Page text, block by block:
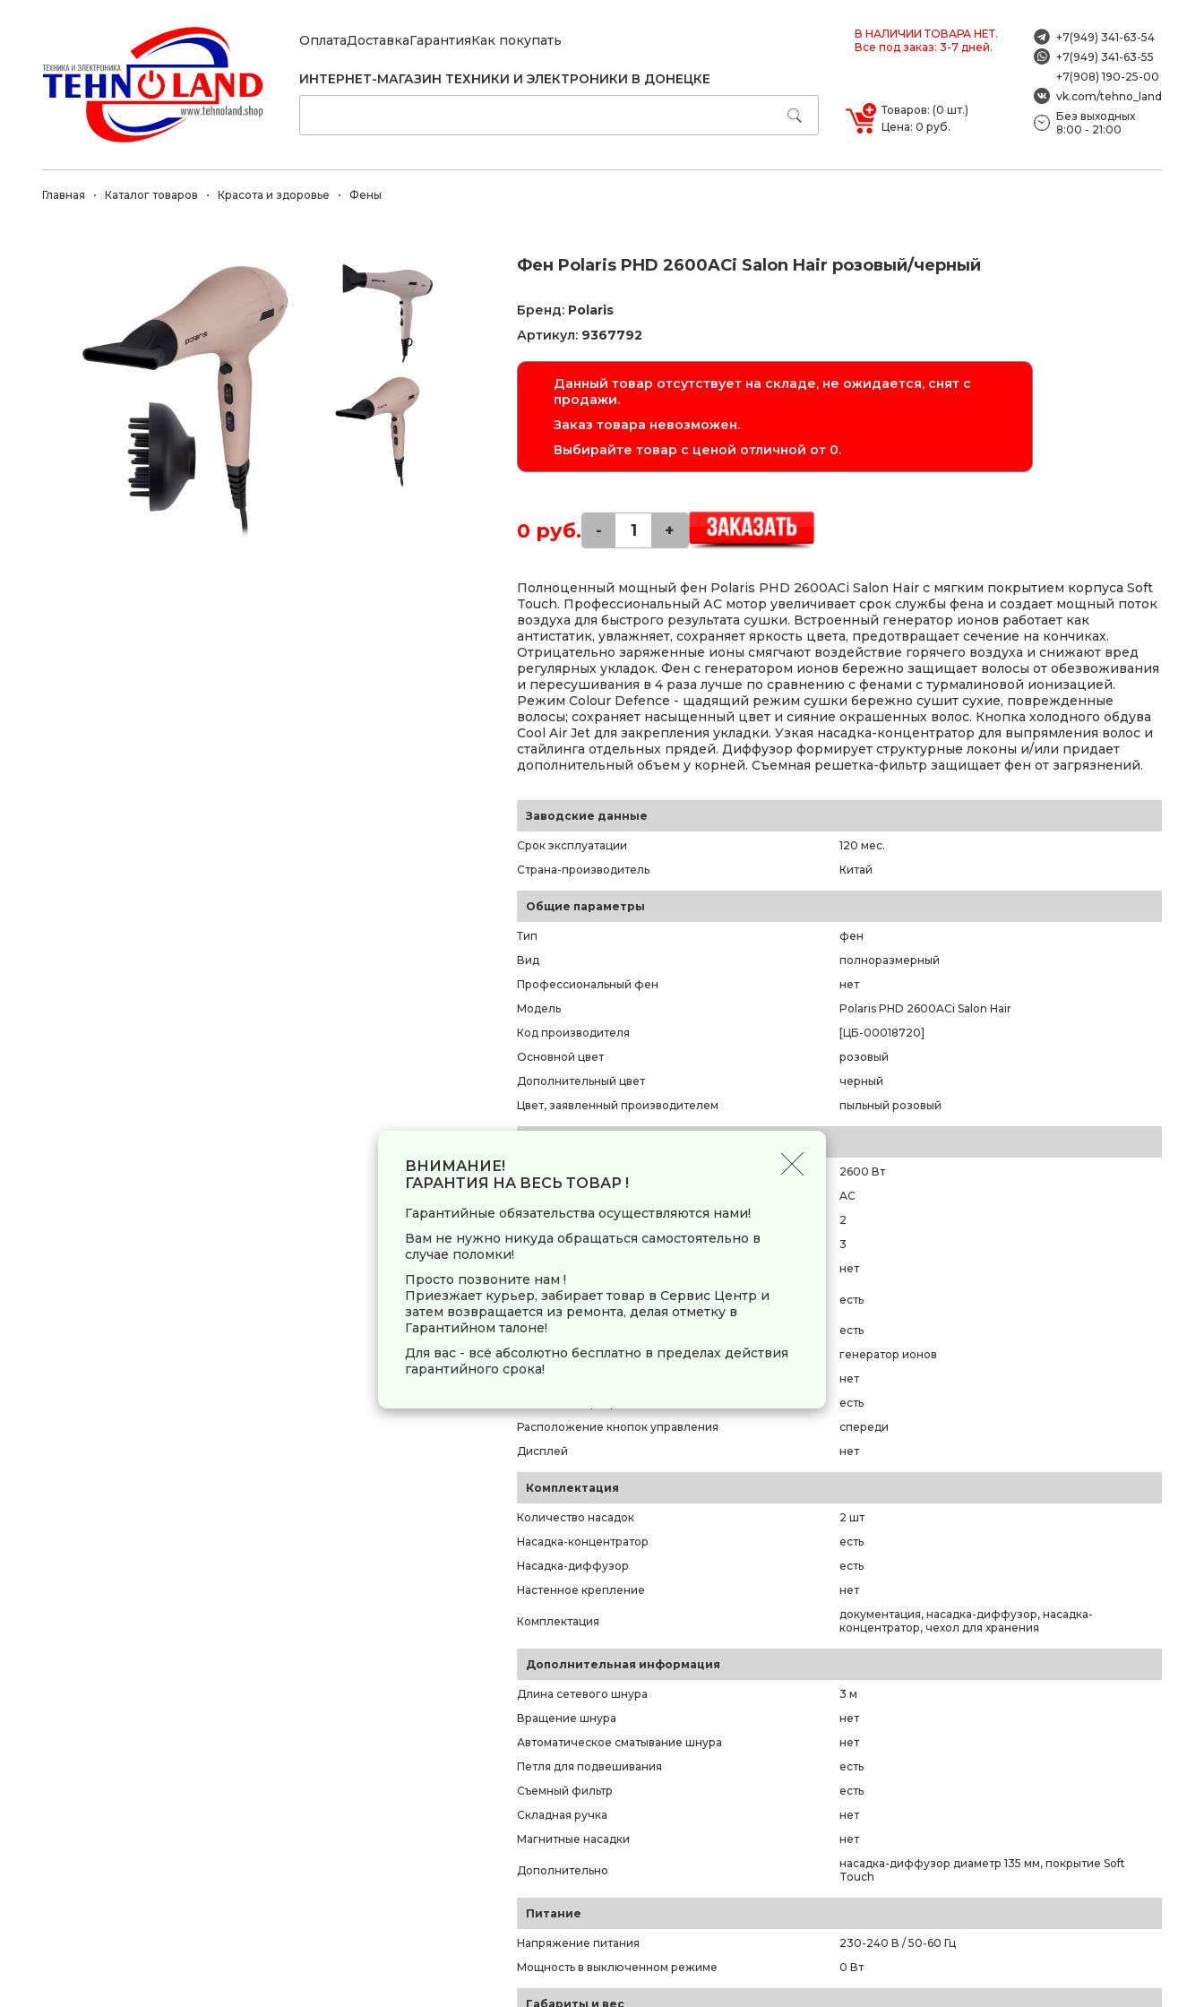
ОплатаДоставкаГарантияКак покупать
В НАЛИЧИИ ТОВАРА НЕТ.
Все под заказ: 3-7 дней.
ИНТЕРНЕТ-МАГАЗИН ТЕХНИКИ И ЭЛЕКТРОНИКИ В ДОНЕЦКЕ
Товаров: (0 шт.)
Цена: 0 руб.
+7(949) 341-63-54
+7(949) 341-63-55
+7(908) 190-25-00
vk.com/tehno_land
Без выходных
8:00 - 21:00
Главная Каталог товаров Красота и здоровье Фены
Фен Polaris PHD 2600AСi Salon Hair розовый/черный
Бренд: Polaris
Артикул: 9367792
Данный товар отсутствует на складе, не ожидается, снят с
продажи.
Заказ товара невозможен.
Выбирайте товар с ценой отличной от 0.
0 руб. - +
Полноценный мощный фен Polaris PHD 2600AСi Salon Hair с мягким покрытием корпуса Soft
Touch. Профессиональный АС мотор увеличивает срок службы фена и создает мощный поток
воздуха для быстрого результата сушки. Встроенный генератор ионов работает как
антистатик, увлажняет, сохраняет яркость цвета, предотвращает сечение на кончиках.
Отрицательно заряженные ионы смягчают воздействие горячего воздуха и снижают вред
регулярных укладок. Фен с генератором ионов бережно защищает волосы от обезвоживания
и пересушивания в 4 раза лучше по сравнению с фенами с турмалиновой ионизацией.
Режим Colour Defence - щадящий режим сушки бережно сушит сухие, поврежденные
волосы; сохраняет насыщенный цвет и сияние окрашенных волос. Кнопка холодного обдува
Cool Air Jet для закрепления укладки. Узкая насадка-концентратор для выпрямления волос и
стайлинга отдельных прядей. Диффузор формирует структурные локоны и/или придает
дополнительный объем у корней. Съемная решетка-фильтр защищает фен от загрязнений.
Заводские данные
Срок эксплуатации
120 мес.
Страна-производитель
Китай
Общие параметры
Тип
фен
Вид
полноразмерный
Профессиональный фен
нет
Модель
Polaris PHD 2600AСi Salon Hair
Код производителя
[ЦБ-00018720]
Основной цвет
розовый
Дополнительный цвет
черный
Цвет, заявленный производителем
пыльный розовый
2600 Вт
AC
Количество скоростей воздушного потока
2
Количество температурных режимов
3
нет
Независимая регулировка нагрева и воздушного
потока
есть
Подача холодного воздуха
есть
Ионизация
генератор ионов
нет
есть
Расположение кнопок управления
спереди
Дисплей
нет
Комплектация
Количество насадок
2 шт
Насадка-концентратор
есть
Насадка-диффузор
есть
Настенное крепление
нет
Комплектация
документация, насадка-диффузор, насадка-
концентратор, чехол для хранения
Дополнительная информация
Длина сетевого шнура
3 м
Вращение шнура
нет
Автоматическое сматывание шнура
нет
Петля для подвешивания
есть
Съемный фильтр
есть
Складная ручка
нет
Магнитные насадки
нет
Дополнительно
насадка-диффузор диаметр 135 мм, покрытие Soft
Touch
Питание
Напряжение питания
230-240 В / 50-60 Гц
Мощность в выключенном режиме
0 Вт
Габариты и вес
ВНИМАНИЕ!
ГАРАНТИЯ НА ВЕСЬ ТОВАР !
Гарантийные обязательства осуществляются нами!
Вам не нужно никуда обращаться самостоятельно в
случае поломки!
Просто позвоните нам !
Приезжает курьер, забирает товар в Сервис Центр и
затем возвращается из ремонта, делая отметку в
Гарантийном талоне!
Для вас - всё абсолютно бесплатно в пределах действия
гарантийного срока!